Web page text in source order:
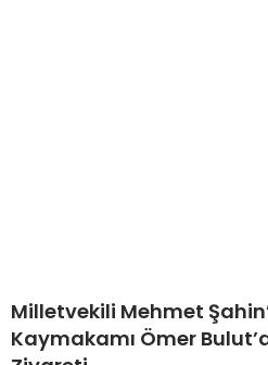
Milletvekili Mehmet
Kaymakamı Ömer